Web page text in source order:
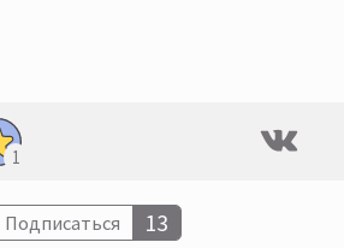
1
Подписаться 13